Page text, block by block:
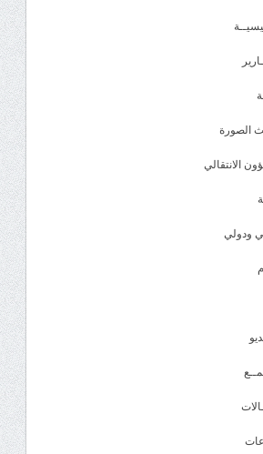
الصورة
الانتقالي
ودولي